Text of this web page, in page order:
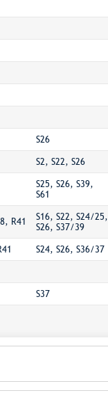
S26
S2, S22, S26
S25, S26, S39,
S61
R41
S16, S22, S24/25,
S26, S37/39
S24, S26, S36/37
S37